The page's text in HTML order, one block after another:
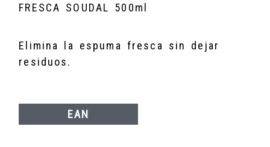
FRESCA SOUDAL 500ml
Elimina la espuma fresca sin dejar
residuos.
EAN